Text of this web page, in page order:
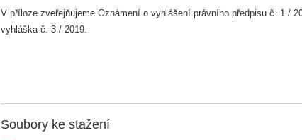
V příloze zveřejňujeme Oznámení o vyhlášení právního předpisu č. 1 /
vyhláška č. 3 / 2019.
Soubory ke stažení